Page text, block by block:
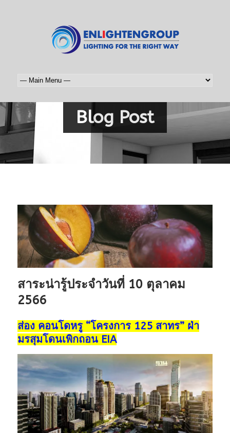
Blog Post
สาระน่ารู้ประจำวันที่ 10 ตุลาคม
2566
ส่อง คอนโดหรู “โครงการ 125 สาทร” ฝ่า
มรสุมโดนเพิกถอน EIA